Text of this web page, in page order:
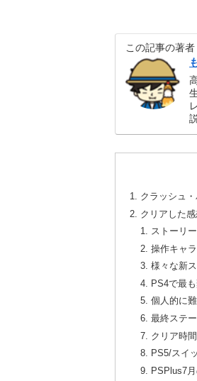
この記事の著者
クラッシュ
クリアした
ストーリ
操作キャ
様々な新
PS4で最
個人的に
最終ステ
クリア時
PS5/スイ
PSPlus7